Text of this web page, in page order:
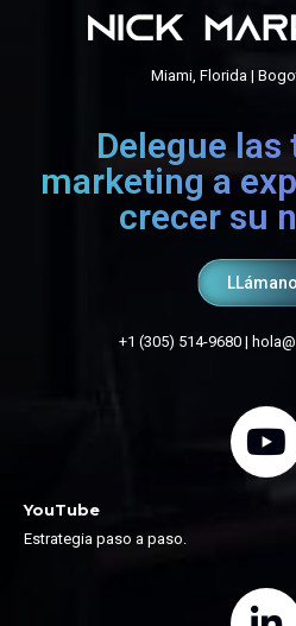
Miami, Florida |
Delegue las
marketing a
crecer su
+1 (305) 514-9680|
YouTube
Estrategia paso a paso.